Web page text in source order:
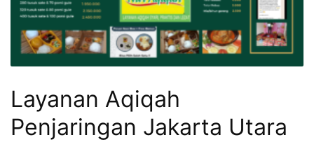
Layanan Aqiqah
Penjaringan Jakarta Utara